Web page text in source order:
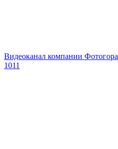
Видеоканал компании Фотогора
1011